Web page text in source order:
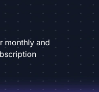
monthly and